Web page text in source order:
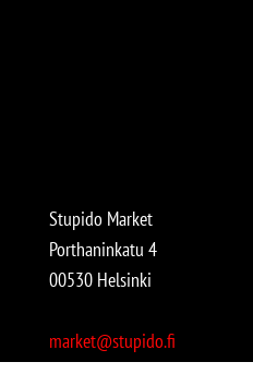
Stupido Market
Porthaninkatu 4
00530 Helsinki
market@stupido.fi